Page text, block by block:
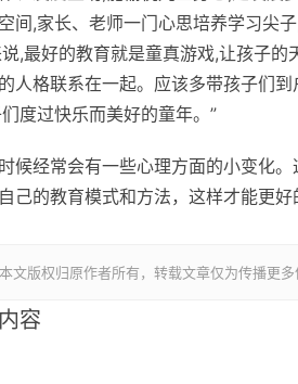
间,家长、老师一门心思培养学习尖
,最好的教育就是童真游戏,让孩子
人格联系在一起。应该多带孩子们
度过快乐而美好的童年。”
候经常会有一些心理方面的小变化
己的教育模式和方法，这样才能更
文版权归原作者所有，转载文章仅为传播更
容